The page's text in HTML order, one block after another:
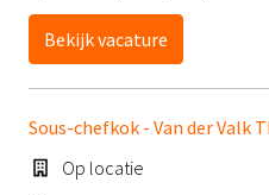
Bekijk vacature
Sous-chefkok - Van der Valk
Op locatie